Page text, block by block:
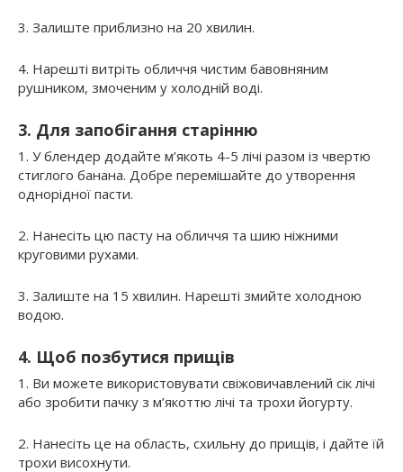
3. Залиште приблизно на 20 хвилин.
4. Нарешті витріть обличчя чистим бавовняним
рушником, змоченим у холодній воді.
3. Для запобігання старінню
1. У блендер додайте м’якоть 4-5 лічі разом із чвертю
стиглого банана. Добре перемішайте до утворення
однорідної пасти.
2. Нанесіть цю пасту на обличчя та шию ніжними
круговими рухами.
3. Залиште на 15 хвилин. Нарешті змийте холодною
водою.
4. Щоб позбутися прищів
1. Ви можете використовувати свіжовичавлений сік лічі
або зробити пачку з м’якоттю лічі та трохи йогурту.
2. Нанесіть це на область, схильну до прищів, і дайте їй
трохи висохнути.